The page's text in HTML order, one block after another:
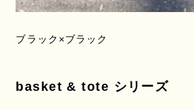
ブラック×ブラック
basket & tote シリーズ